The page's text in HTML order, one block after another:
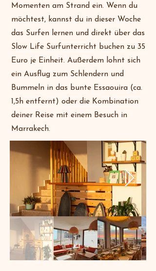
Momenten am Strand ein. Wenn du
möchtest, kannst du in dieser Woche
das Surfen lernen und direkt über das
Slow Life Surfunterricht buchen zu 35
Euro je Einheit. Außerdem lohnt sich
ein Ausflug zum Schlendern und
Bummeln in das bunte Essaouira (ca.
1,5h entfernt) oder die Kombination
deiner Reise mit einem Besuch in
Marrakech.